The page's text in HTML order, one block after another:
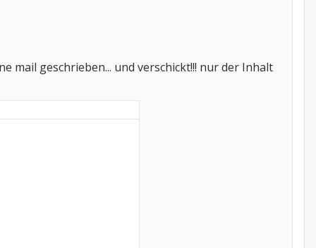
mail geschrieben... und verschickt!!! nur der Inhalt